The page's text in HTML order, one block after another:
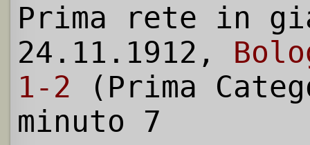
Prima rete in
24.11.1912,
1-2 (Prima
minuto 7